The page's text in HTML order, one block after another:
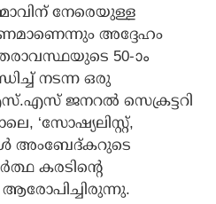
നേരെയുള്ള
അദ്ദേഹം
50-ാം
നടന്ന ഒരു
ജനറല്‍ സെക്രട്ടറി
‘സോഷ്യലിസ്റ്റ്,
അംബേദ്കറുടെ
കരടിന്റെ
ആരോപിച്ചിരുന്നു.